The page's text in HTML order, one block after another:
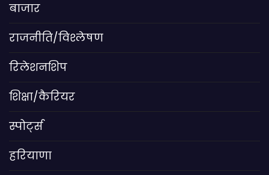
बाजार
राजनीति/विश्लेषण
रिलेशनशिप
शिक्षा/कैरियर
स्पोर्ट्स
हरियाणा